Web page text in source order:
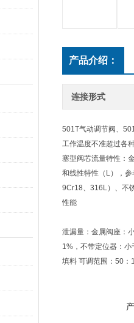
产品介绍：
连接形式
501T气动调节阀、
工作温度不准超过各
塞型阀芯流量特性：
和线性特性（L），
9Cr18、316L）、不
性能
泄漏量：金属阀座：
1%，不带定位器：
填料 可调范围：50